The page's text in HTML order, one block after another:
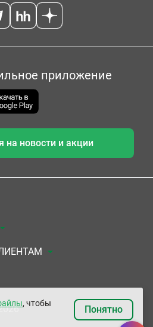
приложение
на новости и акции
договора
программы
, чтобы
Понятно